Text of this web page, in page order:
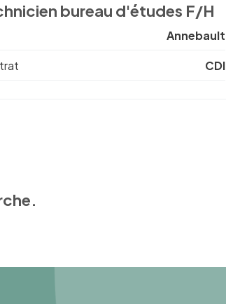
bureau d'études F/H
Annebault
CDI